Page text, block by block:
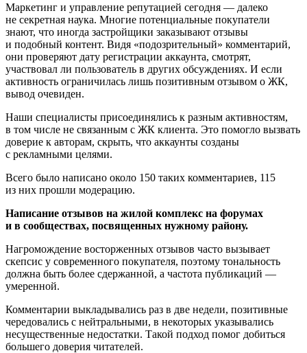
Маркетинг и управление репутацией сегодня — далеко
не секретная наука. Многие потенциальные покупатели
знают, что иногда застройщики заказывают отзывы
и подобный контент. Видя «подозрительный» комментарий,
они проверяют дату регистрации аккаунта, смотрят,
участвовал ли пользователь в других обсуждениях. И если
активность ограничилась лишь позитивным отзывом о ЖК,
вывод очевиден.
Наши специалисты присоединялись к разным активностям,
в том числе не связанным с ЖК клиента. Это помогло вызвать
доверие к авторам, скрыть, что аккаунты созданы
с рекламными целями.
Всего было написано около 150 таких комментариев, 115
из них прошли модерацию.
Написание отзывов на жилой комплекс на форумах
и в сообществах, посвященных нужному району.
Нагромождение восторженных отзывов часто вызывает
скепсис у современного покупателя, поэтому тональность
должна быть более сдержанной, а частота публикаций —
умеренной.
Комментарии выкладывались раз в две недели, позитивные
чередовались с нейтральными, в некоторых указывались
несущественные недостатки. Такой подход помог добиться
большего доверия читателей.